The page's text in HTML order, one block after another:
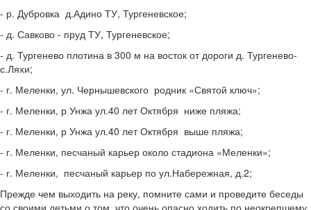
- р. Дубровка д.Адино ТУ, Тургеневское;
- д. Савково - пруд ТУ, Тургеневское;
- д. Тургенево плотина в 300 м на восток от дороги д. Тургенево-
с.Ляхи;
- г. Меленки, ул. Чернышевского родник «Святой ключ»;
- г. Меленки, р Унжа ул.40 лет Октября ниже пляжа;
- г. Меленки, р Унжа ул.40 лет Октября выше пляжа;
- г. Меленки, песчаный карьер около стадиона «Меленки»;
- г. Меленки, песчаный карьер по ул.Набережная, д.2;
Прежде чем выходить на реку, помните сами и проведите беседы
со своими детьми о том, что очень опасно ходить по неокрепшему